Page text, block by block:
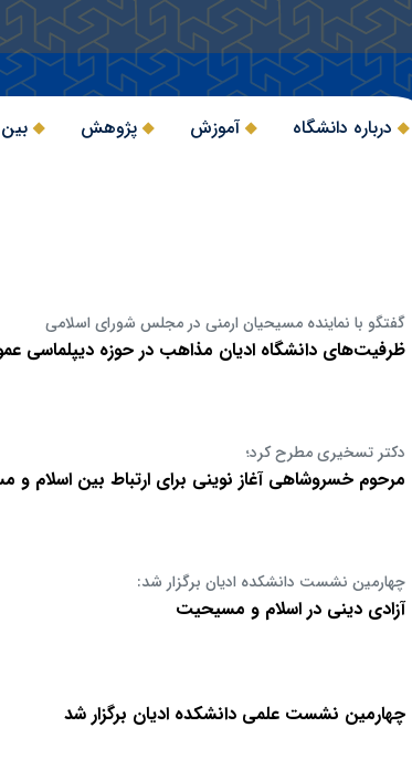
درباره دانشگاه آموزش پژوهش
گفتگو با نماینده مسیحیان ارمنی در مجلس شورای اسلامی
ظرفیت‌های دانشگاه ادیان مذاهب در حوزه دیپلماسی
دکتر تسخیری مطرح کرد؛
مرحوم خسروشاهی آغاز نوینی برای ارتباط بین اسلام و
چهارمین نشست دانشکده ادیان برگزار شد:
آزادی دینی در اسلام و مسیحیت
چهارمین نشست علمی دانشکده ادیان برگزار شد